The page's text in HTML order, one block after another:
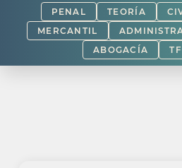
PENAL TEORÍA
MERCANTIL
ABOGACÍA